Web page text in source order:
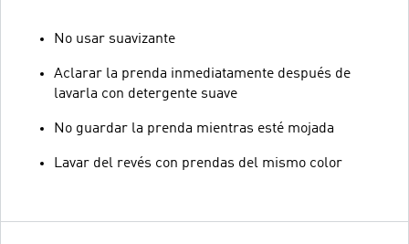
No usar suavizante
Aclarar la prenda inmediatamente después de
lavarla con detergente suave
No guardar la prenda mientras esté mojada
Lavar del revés con prendas del mismo color